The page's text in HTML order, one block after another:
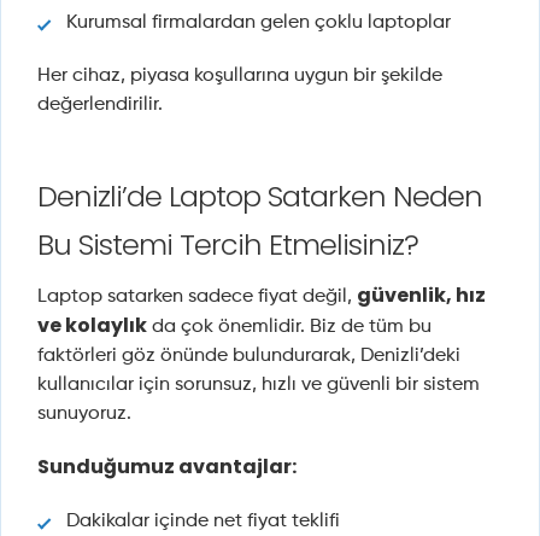
Kurumsal firmalardan gelen çoklu laptoplar
Her cihaz, piyasa koşullarına uygun bir şekilde
değerlendirilir.
Denizli’de Laptop Satarken Neden
Bu Sistemi Tercih Etmelisiniz?
Laptop satarken sadece fiyat değil, güvenlik, hız
ve kolaylık da çok önemlidir. Biz de tüm bu
faktörleri göz önünde bulundurarak, Denizli’deki
kullanıcılar için sorunsuz, hızlı ve güvenli bir sistem
sunuyoruz.
Sunduğumuz avantajlar:
Dakikalar içinde net fiyat teklifi